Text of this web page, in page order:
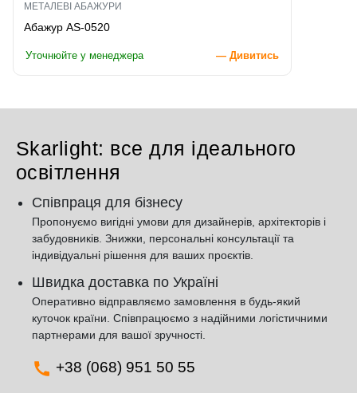
МЕТАЛЕВІ АБАЖУРИ
Абажур AS-0520
Уточнюйте у менеджера — Дивитись
Skarlight: все для ідеального
освітлення
Співпраця для бізнесу
Пропонуємо вигідні умови для дизайнерів, архітекторів і
забудовників. Знижки, персональні консультації та
індивідуальні рішення для ваших проєктів.
Швидка доставка по Україні
Оперативно відправляємо замовлення в будь-який
куточок країни. Співпрацюємо з надійними логістичними
партнерами для вашої зручності.
+38 (068) 951 50 55